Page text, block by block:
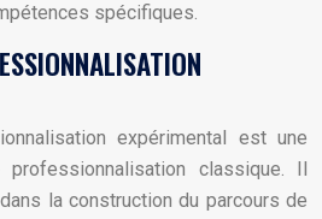
spécifiques.
expérimental est une
classique. Il
la construction du parcours de